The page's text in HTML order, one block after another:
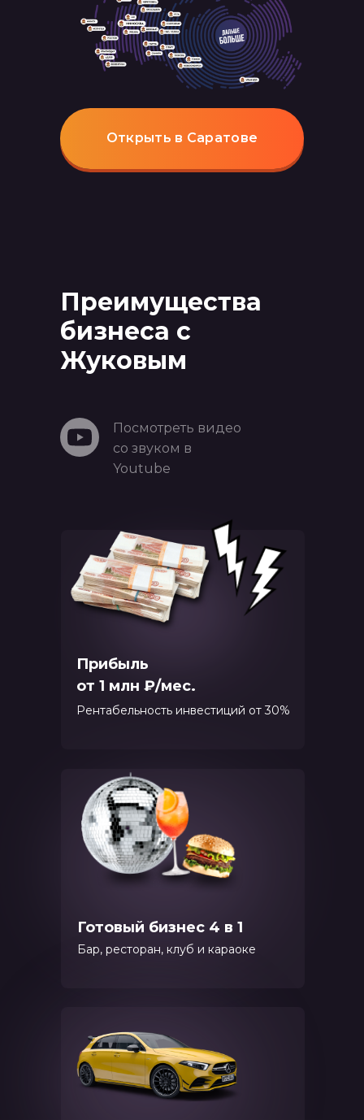
Открыть в Саратове
Преимущества
бизнеса с
Жуковым
Готовый бизнес 4 в 1
Бар, ресторан, клуб и караоке
Прибыль
от 1 млн ₽/мес.
Рентабельность инвестиций от 30%
Посмотреть видео
со звуком в
Youtube